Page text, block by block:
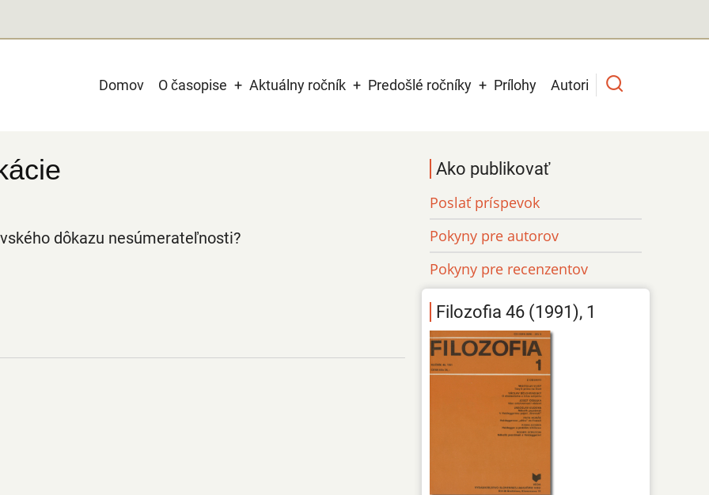
Main
Domov O časopise Aktuálny ročník Predošlé ročníky Prílohy Autori
dôkazu nesúmerateľnosti?
Ako publikovať
Poslať príspevok
Pokyny pre autorov
Pokyny pre recenzentov
Filozofia 46 (1991), 1